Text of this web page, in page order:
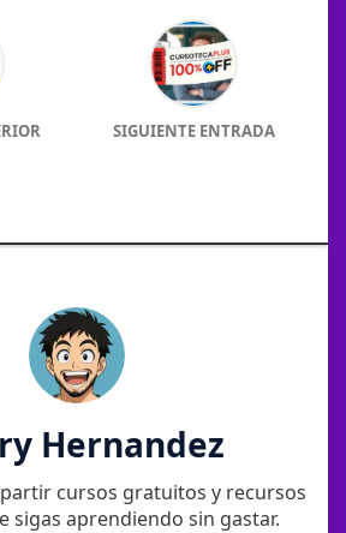
SIGUIENTE ENTRADA
Hernandez
cursos gratuitos y recursos
sigas aprendiendo sin gastar.